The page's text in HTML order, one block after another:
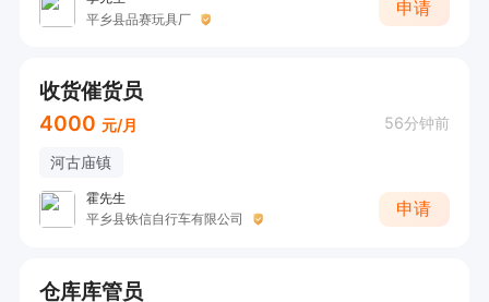
平乡县品赛玩具厂
申请
收货催货员
4000 元/月 56分钟前
河古庙镇
霍先生
平乡县铁信自行车有限公司
申请
仓库库管员